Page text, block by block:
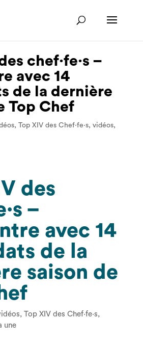
chef·fe·s –
avec 14
de la dernière
Top Chef
, Top XIV des Chef·fe·s, vidéos,
des
–
avec 14
de la
saison de
, Top XIV des Chef·fe·s,
une